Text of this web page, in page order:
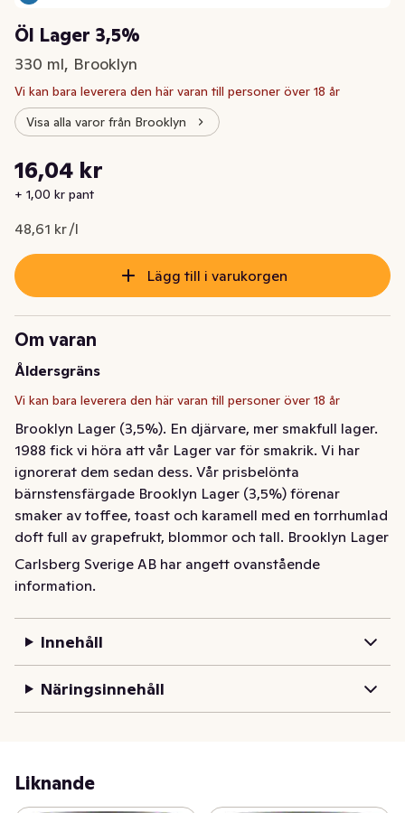
Öl Lager 3,5%
330 ml, Brooklyn
Vi kan bara leverera den här varan till personer över 18 år
Visa alla varor från Brooklyn
Nuvarande pris är: 16,04 kr
16,04 kr
+ 1,00 kr pant
48,61 kr /l
Styckpris: 48,61 kr /l
Lägg till i varukorgen
Om varan
Åldersgräns
Vi kan bara leverera den här varan till personer över 18 år
Brooklyn Lager (3,5%). En djärvare, mer smakfull lager.
1988 fick vi höra att vår Lager var för smakrik. Vi har
ignorerat dem sedan dess. Vår prisbelönta
bärnstensfärgade Brooklyn Lager (3,5%) förenar
smaker av toffee, toast och karamell med en torrhumlad
doft full av grapefrukt, blommor och tall. Brooklyn Lager
är för dem som vill ha en lite mer smakrik öl än de
traditionella ljusa lagerölen. Oavsett om det är i ditt
Lager jobbet. Brooklyn Lager passar perfekt till pizza,
hamburgare, rostad kyckling, stekt fisk, Manchego och
levande musik. Därför, om du letar efter den
torrhumlade smakrika lager som förändrade världen,
leta inte längre. Brooklyn Lager finns där för dig.
Carlsberg Sverige AB har angett ovanstående
information.
Innehåll
Näringsinnehåll
Liknande